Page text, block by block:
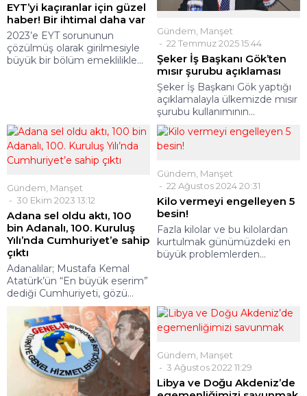
EYT’yi kaçıranlar için güzel
haber! Bir ihtimal daha var
2023’e EYT sorununun
çözülmüş olarak girilmesiyle
büyük bir bölüm emeklilikle...
Gündem Manşet
22 Temmuz 2025 15:44
Şeker İş Başkanı Gök’ten
mısır şurubu açıklaması
Şeker İş Başkanı Gök yaptığı
açıklamalayla ülkemizde mısır
şurubu kullanımının...
Gündem Manşet
30 Ekim 2023 13:12
Adana sel oldu aktı, 100
bin Adanalı, 100. Kuruluş
Yılı’nda Cumhuriyet’e sahip
çıktı
Adanalılar; Mustafa Kemal
Atatürk’ün “En büyük eserim”
dediği Cumhuriyeti, gözü...
Gündem Manşet
22 Ağustos 2024 20:31
Kilo vermeyi engelleyen 5
besin!
Fazla kilolar ve bu kilolardan
kurtulmak günümüzdeki en
büyük problemlerden...
Gündem Manşet
3 Ağustos 2022 11:29
Libya ve Doğu Akdeniz’de